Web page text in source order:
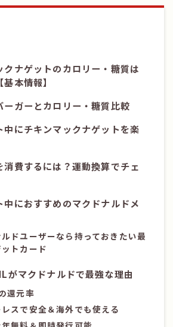
クナゲットのカロリー・糖質は
本情報】
ーガーとカロリー・糖質比較
中にチキンマックナゲットを楽
消費するには？運動換算でチェ
中におすすめのマクドナルドメ
ドユーザーなら持っておきたい最
トカード
がマクドナルドで最強な理由
還元率
スで安全＆海外でも使える